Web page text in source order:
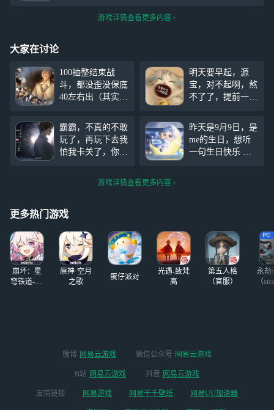
游戏详情查看更多内容
大家在讨论
100抽整结束战
斗，都没歪没保底
40左右出（其实抽
但是手痒还是氪满
100抽拿随机了 ）
明天要早起，源
宝，对不起啊，熬
不了了，提前一会
乐，祝你生日快
乐，祝你生日快
乐，祝你生日快
乐！~ 年年有今日
霸霸，不真的不敢
玩了，再玩下去我
怕我卡关了，你的
点东西不够我升卡
俩级的，我就氪了
也是实属不易了
昨天是9月9日，是
me的生日，想听
一句生日快乐 因
天回来也有这个原
因的 夏萧因生日
快乐！
游戏详情查看更多内容
更多热门游戏
崩坏：星
穹铁道-4.4
原神·空月
之歌
蛋仔派对
光遇-致梵
高
第五人格
（官服）
永劫
（
微博 网易云游戏 微信公众号 网易云游戏
B站 网易云游戏 抖音 网易云游戏
友情链接 网易游戏 网易千千壁纸 网易UU加速器